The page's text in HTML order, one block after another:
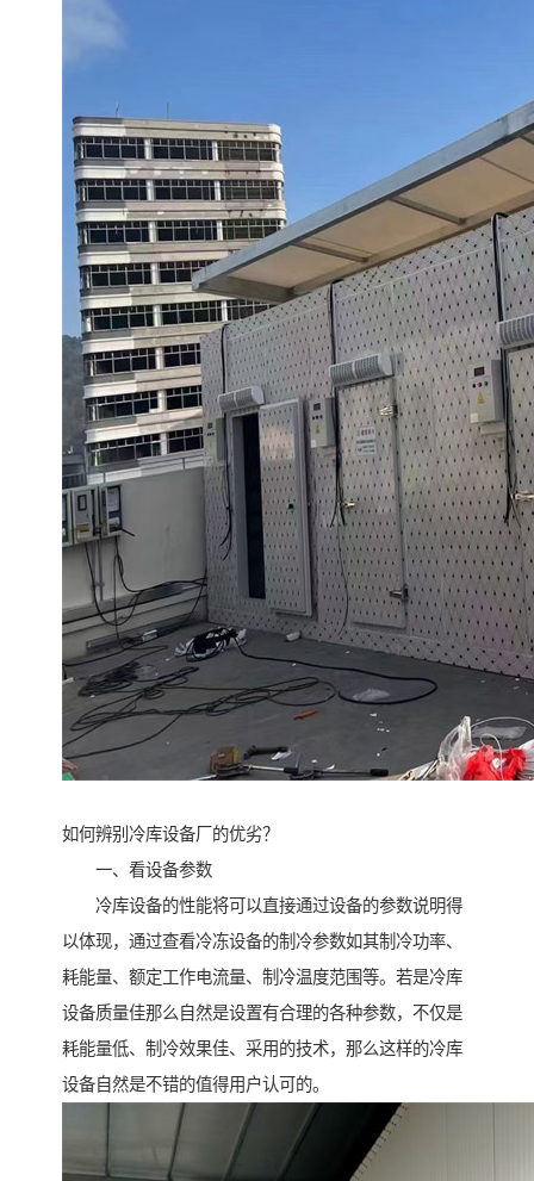
如何辨别冷库设备厂的优劣？
一、看设备参数
冷库设备的性能将可以直接通过设备的参数说明得
以体现，通过查看冷冻设备的制冷参数如其制冷功率、
耗能量、额定工作电流量、制冷温度范围等。若是冷库
设备质量佳那么自然是设置有合理的各种参数，不仅是
耗能量低、制冷效果佳、采用的技术，那么这样的冷库
设备自然是不错的值得用户认可的。